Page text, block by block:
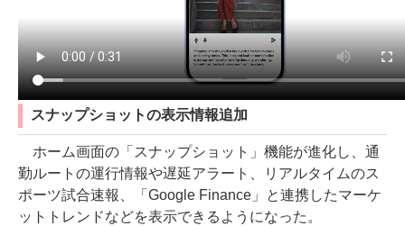
スナップショットの表示情報追加
ホーム画面の「スナップショット」機能が進化し、通
勤ルートの運行情報や遅延アラート、リアルタイムのス
ポーツ試合速報、「Google Finance」と連携したマーケ
ットトレンドなどを表示できるようになった。